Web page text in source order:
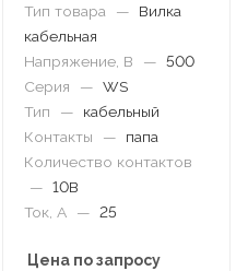
Тип товара —
Вилка
кабельная
Напряжение, В
— 500
Серия
— WS
Тип
—
кабельный
Контакты
—
папа
Количество контактов
— 10B
Ток, А
— 25
Цена по запросу